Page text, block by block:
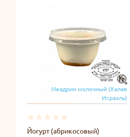
Меадрин молочный (Халав
Исраэль)
Йогурт (абрикосовый)